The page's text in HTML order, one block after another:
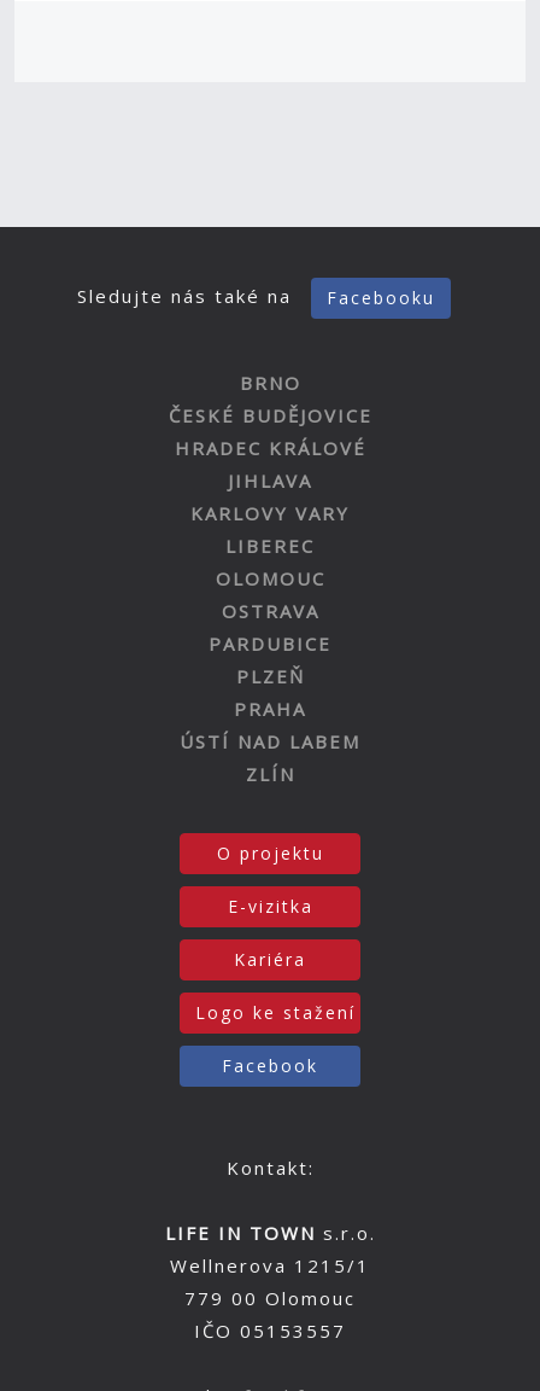
Sledujte nás také na Facebooku
BRNO
ČESKÉ BUDĚJOVICE
HRADEC KRÁLOVÉ
JIHLAVA
KARLOVY VARY
LIBEREC
OLOMOUC
OSTRAVA
PARDUBICE
PLZEŇ
PRAHA
ÚSTÍ NAD LABEM
ZLÍN
O projektu
E-vizitka
Kariéra
Logo ke stažení
Facebook
Kontakt:
LIFE IN TOWN s.r.o.
Wellnerova 1215/1
779 00 Olomouc
IČO 05153557